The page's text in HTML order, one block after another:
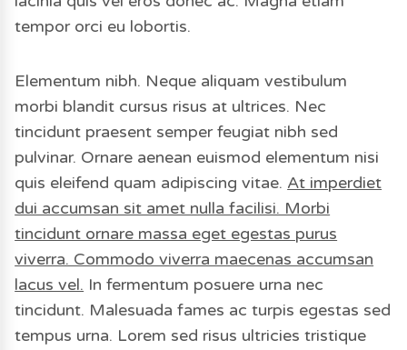
tempor orci eu lobortis.
Elementum nibh. Neque aliquam vestibulum
morbi blandit cursus risus at ultrices. Nec
tincidunt praesent semper feugiat nibh sed
pulvinar. Ornare aenean euismod elementum nisi
quis eleifend quam adipiscing vitae. At imperdiet
dui accumsan sit amet nulla facilisi. Morbi
tincidunt ornare massa eget egestas purus
viverra. Commodo viverra maecenas accumsan
lacus vel. In fermentum posuere urna nec
tincidunt. Malesuada fames ac turpis egestas sed
tempus urna. Lorem sed risus ultricies tristique